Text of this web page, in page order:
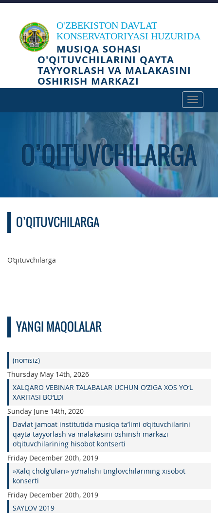
O'ZBEKISTON DAVLAT
KONSERVATORIYASI HUZURIDA
MUSIQA SOHASI
O'QITUVCHILARINI QAYTA
TAYYORLASH VA MALAKASINI
OSHIRISH MARKAZI
Toggle
O’QITUVCHILARGA
O’QITUVCHILARGA
O’qituvchilarga
YANGI MAQOLALAR
(nomsiz)
Thursday May 14th, 2026
XALQARO VEBINAR TALABALAR UCHUN O‘ZIGA XOS YO‘L
XARITASI BO‘LDI
Sunday June 14th, 2020
Davlat jamoat institutida musiqa ta’limi o’qituvchilarini
qayta tayyorlash va malakasini oshirish markazi
o’qituvchilarining hisobot kontserti
Friday December 20th, 2019
»Xalq cholg’ulari» yo’nalishi tinglovchilarining xisobot
konserti
Friday December 20th, 2019
SAYLOV 2019